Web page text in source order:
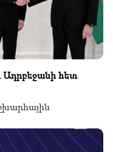
Ադրբեջանի հետ